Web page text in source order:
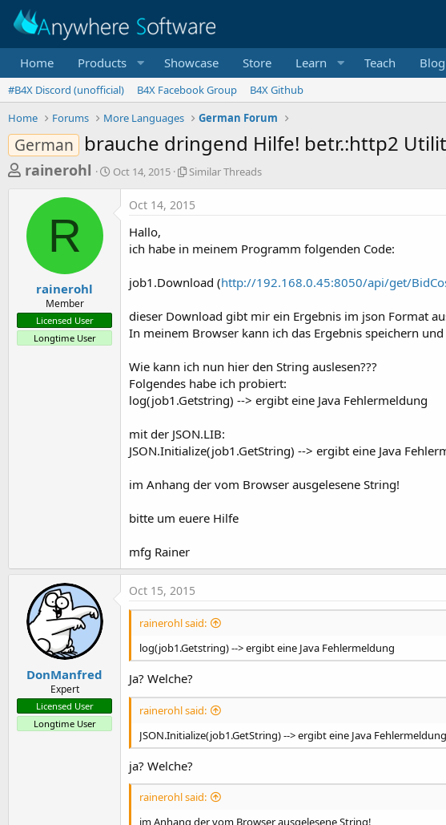
Home Products Showcase Store Learn Teach Blog
#B4X Discord (unofficial) B4X Facebook Group
B4X Github
Home
Forums More Languages German Forum
German brauche dringend Hilfe! betr.:http2
T
e
a
t
a
r
rainerohl
S
Oct 14, 2015
S
i
h
e
a
d
Similar Threads
R
rainerohl
Member
Licensed User
Longtime User
Oct 14, 2015
Hallo,
ich habe in meinem Programm folgenden Code:
job1.Download (http://192.168.0.45:8050/api/get/
dieser Download gibt mir ein Ergebnis im json Format
In meinem Browser kann ich das Ergebnis speichern
Wie kann ich nun hier den String auslesen???
Folgendes habe ich probiert:
log(job1.Getstring) --> ergibt eine Java Fehlermeldung
mit der JSON.LIB:
JSON.Initialize(job1.GetString) --> ergibt eine Java
im Anhang der vom Browser ausgelesene String!
bitte um euere Hilfe
mfg Rainer
DonManfred
Expert
Licensed User
Longtime User
Oct 15, 2015
rainerohl said:
log(job1.Getstring) --> ergibt eine Java Fehlermeldung
Ja? Welche?
rainerohl said:
JSON.Initialize(job1.GetString) --> ergibt eine Java Fehlermeldung
ja? Welche?
rainerohl said:
im Anhang der vom Browser ausgelesene String!